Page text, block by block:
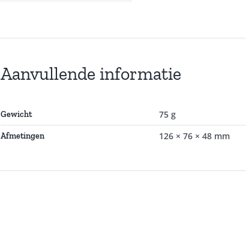
Aanvullende informatie
Gewicht 75 g
Afmetingen 126 × 76 × 48 mm